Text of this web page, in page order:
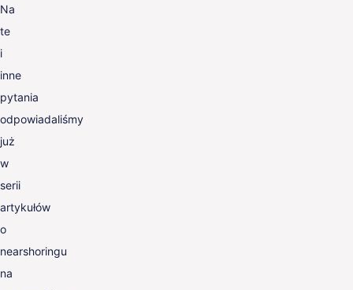
Na
te
i
inne
pytania
odpowiadaliśmy
już
w
serii
artykułów
o
nearshoringu
na